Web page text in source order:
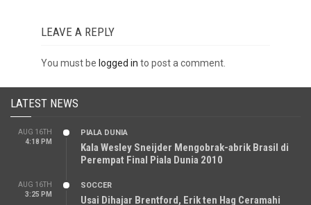
LEAVE A REPLY
You must be logged in to post a comment.
LATEST NEWS
AUG 16TH
4:18 PM
PIALA DUNIA
Kala Wesley Sneijder Mengobrak-abrik Brasil di
Perempat Final Piala Dunia 2010
AUG 16TH
3:25 PM
SOCCER
Usai Dihajar Brentford, Erik ten Hag Ceramahi